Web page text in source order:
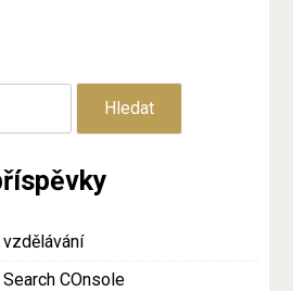
COnsole